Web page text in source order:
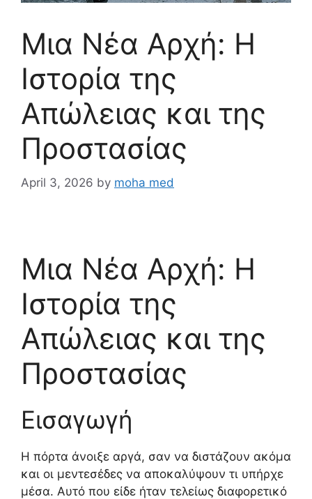
Μια Νέα Αρχή: Η
Ιστορία της
Απώλειας και της
Προστασίας
April 3, 2026 by moha med
Μια Νέα Αρχή: Η
Ιστορία της
Απώλειας και της
Προστασίας
Εισαγωγή
Η πόρτα άνοιξε αργά, σαν να διστάζουν ακόμα
και οι μεντεσέδες να αποκαλύψουν τι υπήρχε
μέσα. Αυτό που είδε ήταν τελείως διαφορετικό